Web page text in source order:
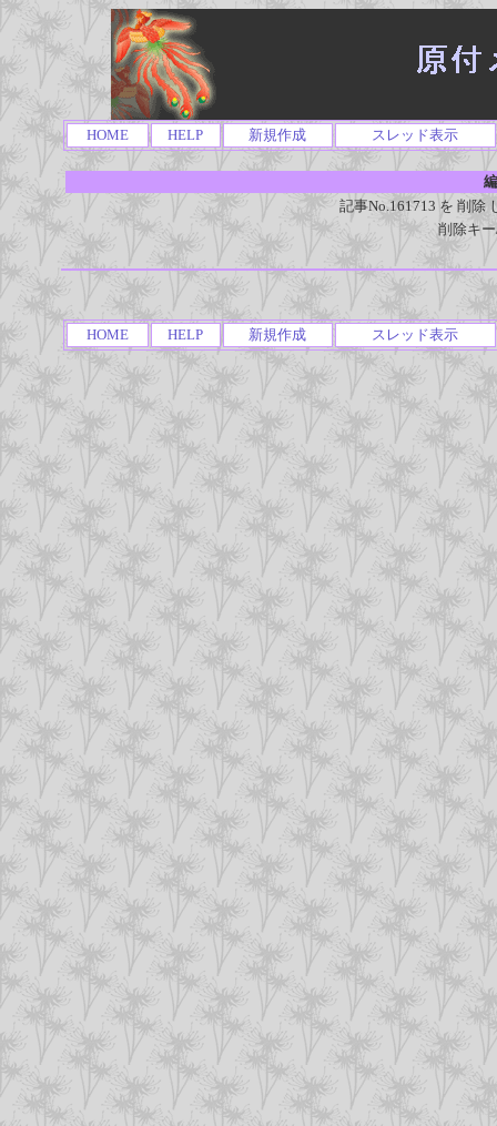
HOME HELP 新規作成 スレッド表示
記事No.161713 を 削除
削除キ
HOME HELP 新規作成 スレッド表示